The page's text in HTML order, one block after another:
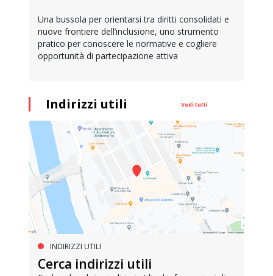
Una bussola per orientarsi tra diritti consolidati e
nuove frontiere dell’inclusione, uno strumento
pratico per conoscere le normative e cogliere
opportunità di partecipazione attiva
Indirizzi utili Vedi tutti
INDIRIZZI UTILI
Cerca indirizzi utili